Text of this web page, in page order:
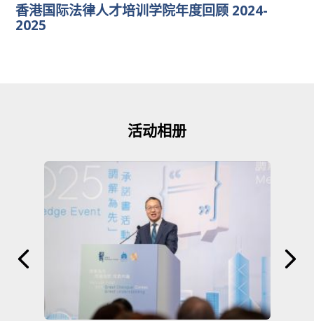
香港国际法律人才培训学院年度回顾 2024-
2025
活动相册